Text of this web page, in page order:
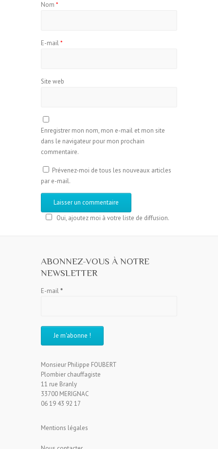
Nom *
E-mail*
Site web
Enregistrer mon nom, mon e-mail et mon site
dans le navigateur pour mon prochain
commentaire.
Prévenez-moi de tous les nouveaux articles
par e-mail.
Oui, ajoutez moi à votre liste de diffusion.
ABONNEZ-VOUS À NOTRE
NEWSLETTER
E-mail*
Monsieur Philippe FOUBERT
Plombier chauffagiste
11 rue Branly
33700 MERIGNAC
06 19 43 92 17
Mentions légales